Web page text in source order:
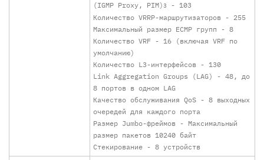
(IGMP Proxy, PIM)3
- 103
Количество VRRP-маршрутизаторов - 255
Максимальный размер ECMP групп - 8
Количество VRF - 16 (включая VRF по
умолчанию)
Количество L3-интерфейсов - 130
Link Aggregation Groups (LAG) - 48, до
8 портов в одном LAG
Качество обслуживания QoS - 8 выходных
очередей для каждого порта
Размер Jumbo-фреймов - Максимальный
размер пакетов 10240 байт
Стекирование - 8 устройств